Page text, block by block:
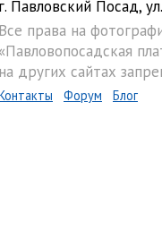
г. Павловский Посад,
Все права на
«Павловопосадская
на других сайтах
Форум Блог